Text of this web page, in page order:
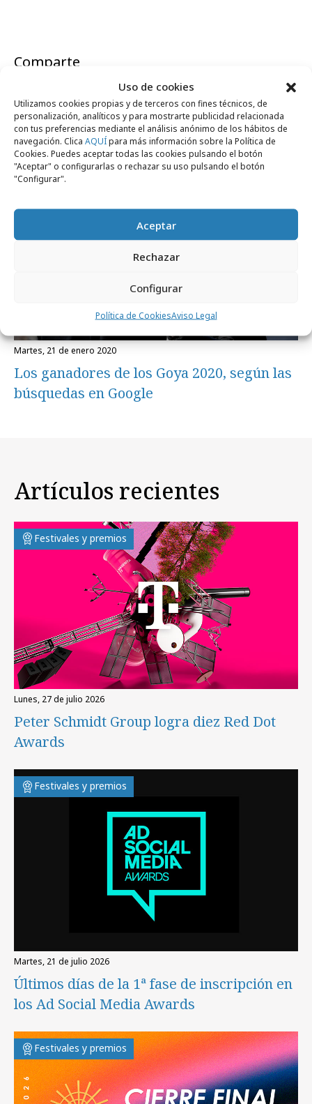
Uso de cookies
Utilizamos cookies propias y de terceros con fines técnicos, de
personalización, analíticos y para mostrarte publicidad relacionada
con tus preferencias mediante el análisis anónimo de los hábitos de
navegación. Clica AQUÍpara más información sobre la Política de
Cookies. Puedes aceptar todas las cookies pulsando el botón
"Aceptar" o configurarlas o rechazar su uso pulsando el botón
"Configurar".
Aceptar
Rechazar
Configurar
Política de CookiesAviso Legal
Comparte
Noticias Relacionadas
martes, 21 de enero 2020
Los ganadores de los Goya 2020, según las
búsquedas en Google
Artículos recientes
Festivales y premios
lunes, 27 de julio 2026
Peter Schmidt Group logra diez Red Dot
Awards
Festivales y premios
martes, 21 de julio 2026
Últimos días de la 1ª fase de inscripción en
los Ad Social Media Awards
Festivales y premios